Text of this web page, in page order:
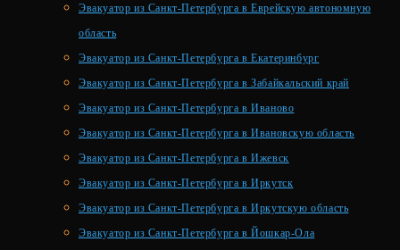
Эвакуатор из Санкт-Петербурга в Еврейскую автономную
область
Эвакуатор из Санкт-Петербурга в Екатеринбург
Эвакуатор из Санкт-Петербурга в Забайкальский край
Эвакуатор из Санкт-Петербурга в Иваново
Эвакуатор из Санкт-Петербурга в Ивановскую область
Эвакуатор из Санкт-Петербурга в Ижевск
Эвакуатор из Санкт-Петербурга в Иркутск
Эвакуатор из Санкт-Петербурга в Иркутскую область
Эвакуатор из Санкт-Петербурга в Йошкар-Ола